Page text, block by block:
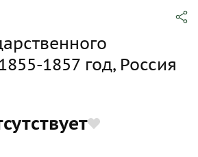
1857 год, Россия